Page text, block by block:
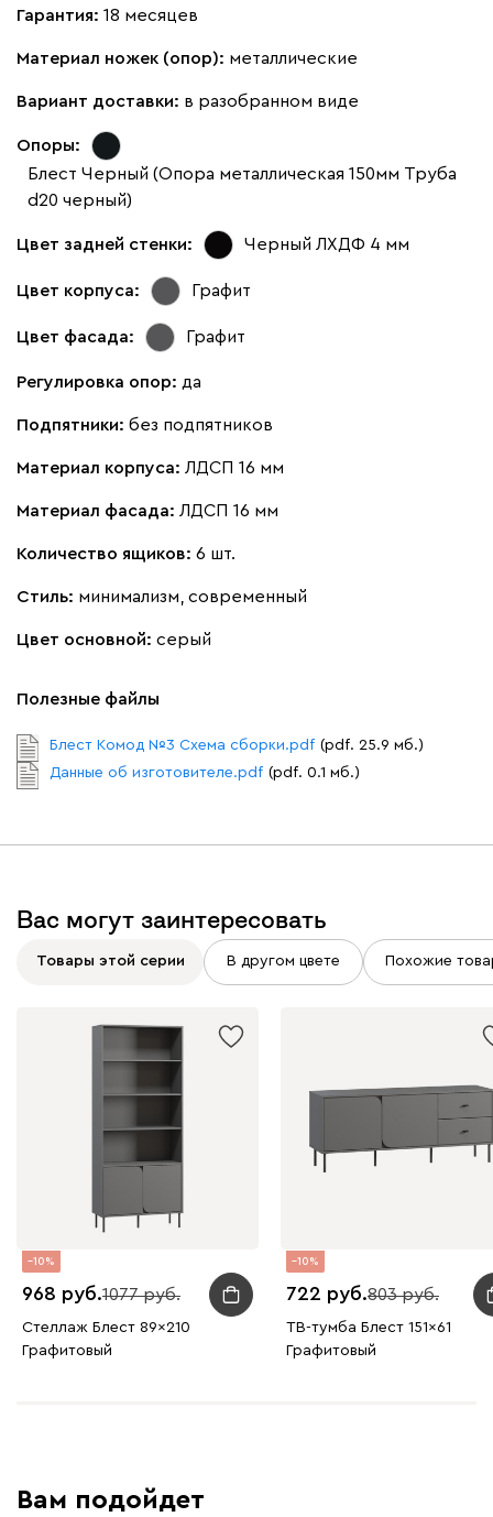
Гарантия: 18 месяцев
Материал ножек (опор): металлические
Вариант доставки: в разобранном виде
Опоры:
Блест Черный (Опора металлическая 150мм Труба
d20 черный)
Цвет задней стенки: Черный ЛХДФ 4 мм
Цвет корпуса: Графит
Цвет фасада: Графит
Регулировка опор: да
Подпятники: без подпятников
Материал корпуса: ЛДСП 16 мм
Материал фасада: ЛДСП 16 мм
Количество ящиков: 6 шт.
Стиль: минимализм, современный
Цвет основной: серый
Полезные файлы
Блест Комод №3 Схема сборки.pdf (pdf. 25.9 мб.)
Данные об изготовителе.pdf (pdf. 0.1 мб.)
Вас могут заинтересовать
Товары этой серии В другом цвете Похожие
10
968 1077
Стеллаж Блест 89x210
Графитовый
10
722 803
ТВ-тумба Блест 151x61
Графитовый
Вам подойдет